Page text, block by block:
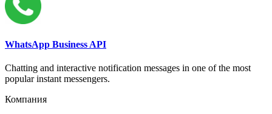
WhatsApp Business API
Chatting and interactive notification messages in one of the most
popular instant messengers.
Компания